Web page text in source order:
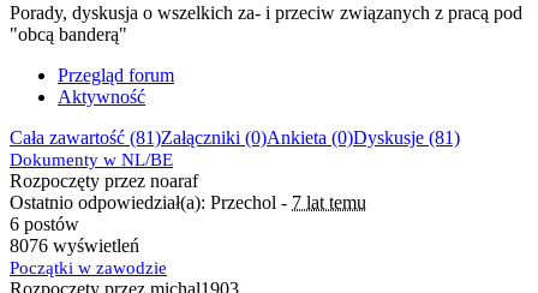
Porady, dyskusja o wszelkich za- i przeciw związanych z pracą pod
"obcą banderą"
Przegląd forum
Aktywność
Cała zawartość (81)Załączniki (0)Ankieta (0)Dyskusje (81)
Dokumenty w NL/BE
Rozpoczęty przez noaraf
Ostatnio odpowiedział(a): Przechol - 7 lat temu
6 postów
8076 wyświetleń
Początki w zawodzie
Rozpoczęty przez michal1903